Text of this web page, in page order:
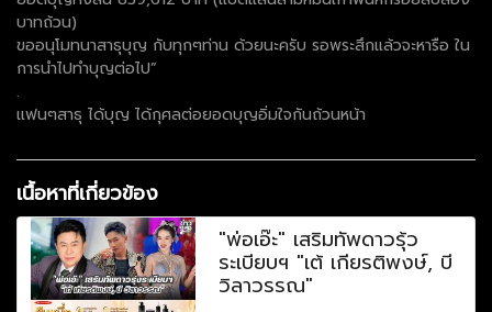
บาทถ้วน)
ขออนุโมทนาสาธุบุญ กับทุกๆท่าน ด้วยนะครับ รอพระสึกแล้วจะหารือ ใน
การนำไปทำบุญต่อไป”
.
แฟนๆสาธุ ได้บุญ ได้กุศลต่อยอดบุญอิ่มใจกันถ้วนหน้า
เนื้อหาที่เกี่ยวข้อง
"พ่อเอ๊ะ" เสริมทัพดาวรุ้ว
ระเบียบฯ "เต้ เกียรติพงษ์, บี
วิลาวรรณ"